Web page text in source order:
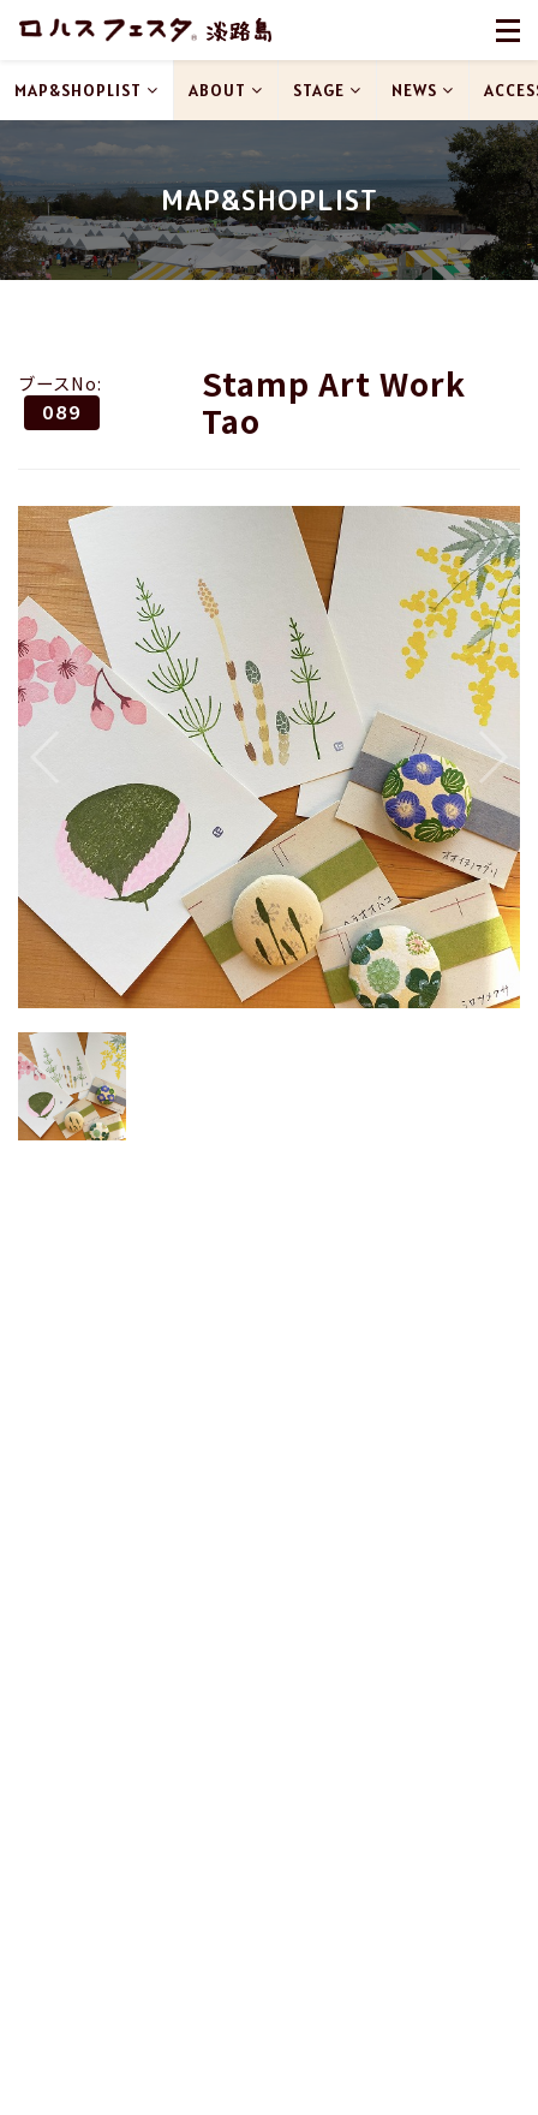
MAP&SHOPLIST
MAP&SHOPLIST ABOUT STAGE NEWS
ブースNo:
089
Stamp Art Work
Tao